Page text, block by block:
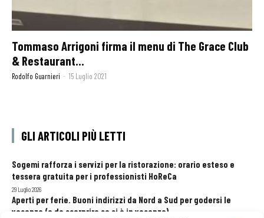
Tommaso Arrigoni firma il menu di The Grace Club
& Restaurant...
Rodolfo Guarnieri - 15 Luglio 2021
GLI ARTICOLI PIÙ LETTI
Sogemi rafforza i servizi per la ristorazione: orario esteso e
tessera gratuita per i professionisti HoReCa
29 Luglio 2026
Aperti per ferie. Buoni indirizzi da Nord a Sud per godersi le
vacanze (o da scorprire se si è in vacanza)